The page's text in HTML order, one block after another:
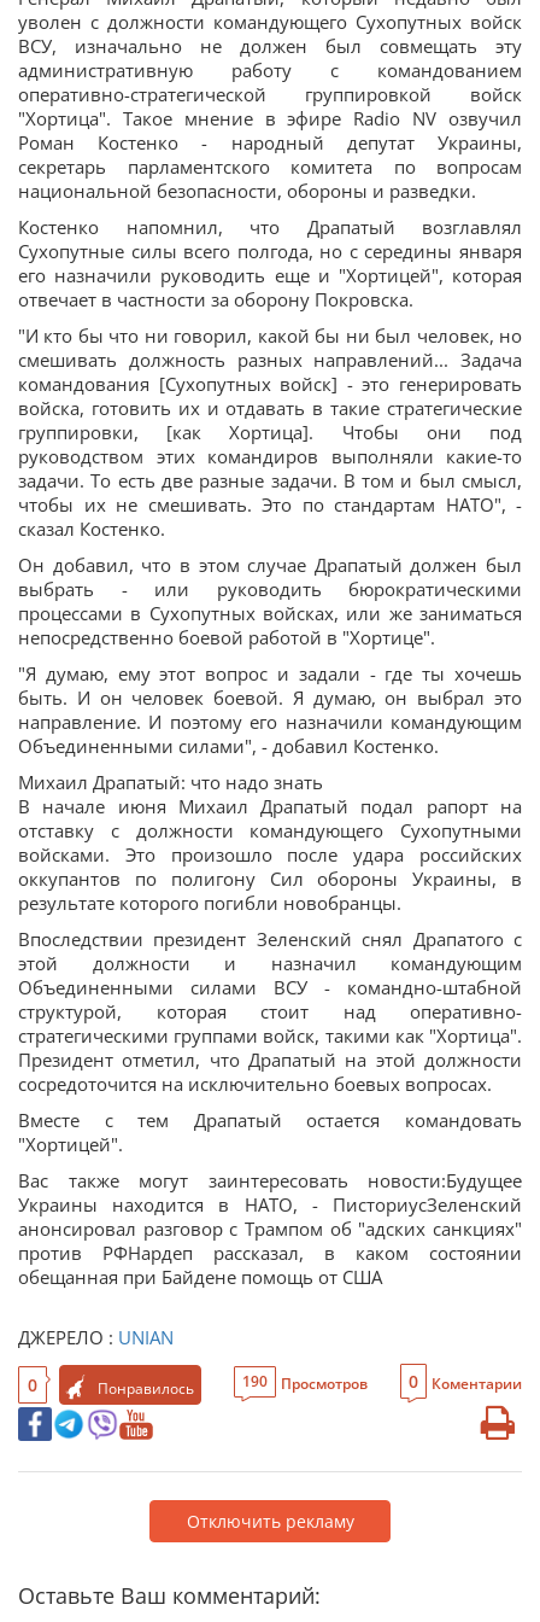
уволен с должности командующего Сухопутных войск
ВСУ, изначально не должен был совмещать эту
административную работу с командованием
оперативно-стратегической группировкой войск
"Хортица". Такое мнение в эфире Radio NV озвучил
Роман Костенко - народный депутат Украины,
секретарь парламентского комитета по вопросам
национальной безопасности, обороны и разведки.
Костенко напомнил, что Драпатый возглавлял
Сухопутные силы всего полгода, но с середины января
его назначили руководить еще и "Хортицей", которая
отвечает в частности за оборону Покровска.
"И кто бы что ни говорил, какой бы ни был человек, но
смешивать должность разных направлений... Задача
командования [Сухопутных войск] - это генерировать
войска, готовить их и отдавать в такие стратегические
группировки, [как Хортица]. Чтобы они под
руководством этих командиров выполняли какие-то
задачи. То есть две разные задачи. В том и был смысл,
чтобы их не смешивать. Это по стандартам НАТО", -
сказал Костенко.
Он добавил, что в этом случае Драпатый должен был
выбрать - или руководить бюрократическими
процессами в Сухопутных войсках, или же заниматься
непосредственно боевой работой в "Хортице".
"Я думаю, ему этот вопрос и задали - где ты хочешь
быть. И он человек боевой. Я думаю, он выбрал это
направление. И поэтому его назначили командующим
Объединенными силами", - добавил Костенко.
Михаил Драпатый: что надо знать
В начале июня Михаил Драпатый подал рапорт на
отставку с должности командующего Сухопутными
войсками. Это произошло после удара российских
оккупантов по полигону Сил обороны Украины, в
результате которого погибли новобранцы.
Впоследствии президент Зеленский снял Драпатого с
этой должности и назначил командующим
Объединенными силами ВСУ - командно-штабной
структурой, которая стоит над оперативно-
стратегическими группами войск, такими как "Хортица".
Президент отметил, что Драпатый на этой должности
сосредоточится на исключительно боевых вопросах.
Вместе с тем Драпатый остается командовать
"Хортицей".
Вас также могут заинтересовать новости:Будущее
Украины находится в НАТО, - ПисториусЗеленский
анонсировал разговор с Трампом об "адских санкциях"
против РФНардеп рассказал, в каком состоянии
обещанная при Байдене помощь от США
ДЖЕРЕЛО : UNIAN
0 Понравилось 190 Просмотров 0 Коментарии
Отключить рекламу
Оставьте Ваш комментарий: